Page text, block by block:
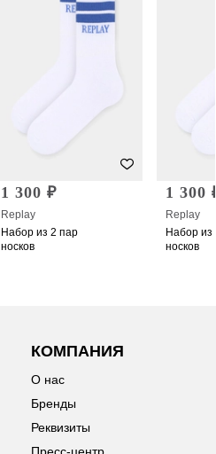
1 300 ₽
Replay
Набор из 2 пар
носков
1 300
Replay
Набор из
носков
КОМПАНИЯ
О нас
Бренды
Реквизиты